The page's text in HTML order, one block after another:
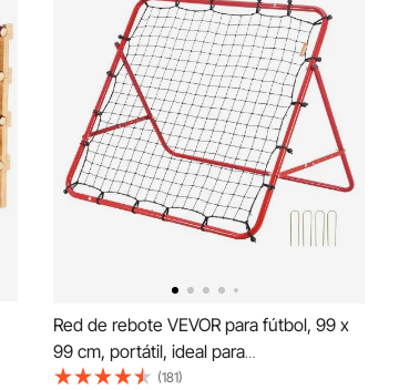
Red de rebote VEVOR para fútbol, 99 x
99 cm, portátil, ideal para
entrenamiento. Regalo perfecto para
(181)